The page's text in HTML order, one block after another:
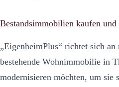
Bestandsimmobilien kaufen und
„EigenheimPlus“ richtet sich
bestehende Wohnimmobilie in
modernisieren möchten, um sie